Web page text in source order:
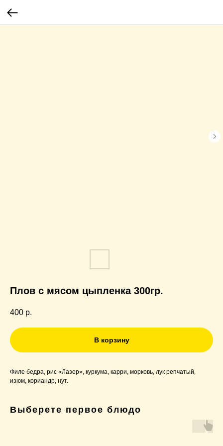
Плов с мясом цыпленка 300гр.
400 р.
В корзину
Филе бедра, рис «Лазер», куркума, карри, морковь, лук репчатый,
изюм, кориандр, нут.
Выберете первое блюдо